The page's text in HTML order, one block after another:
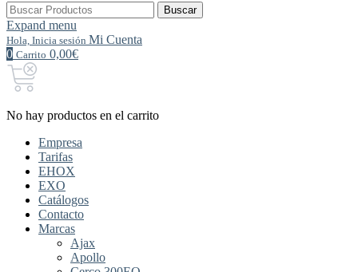
Buscar
por:
Buscar
Expand menu
Hola, Inicia sesión Mi Cuenta
0 Carrito 0,00€
No hay productos en el carrito
Empresa
Tarifas
EHOX
EXO
Catálogos
Contacto
Marcas
Ajax
Apollo